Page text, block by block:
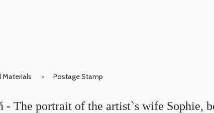
Materials Postage Stamp
- The portrait of the artist`s wife Sophie,